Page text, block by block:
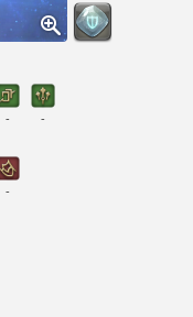
- -
-